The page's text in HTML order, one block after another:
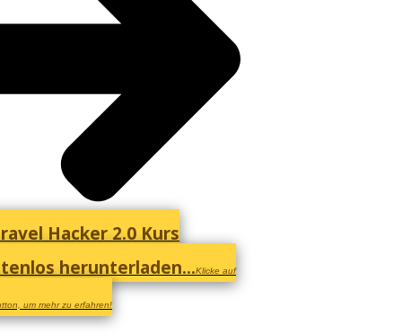
Hacker 2.0 Kurs
herunterladen...Klicke auf
um mehr zu erfahren!